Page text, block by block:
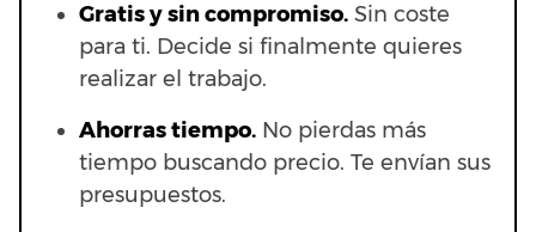
Gratis y sin compromiso. Sin coste
para ti. Decide si finalmente quieres
realizar el trabajo.
Ahorras tiempo. No pierdas más
tiempo buscando precio. Te envían sus
presupuestos.